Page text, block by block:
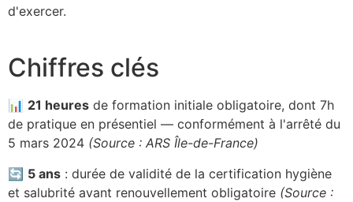
d'exercer.
Chiffres clés
📊 21 heures de formation initiale obligatoire, dont 7h
de pratique en présentiel — conformément à l'arrêté du
5 mars 2024 (Source : ARS Île-de-France)
🔄 5 ans : durée de validité de la certification hygiène
et salubrité avant renouvellement obligatoire (Source :